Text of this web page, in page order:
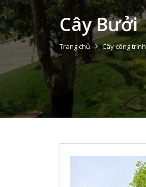
Cây Bưởi
Trang chủ Cây công trình